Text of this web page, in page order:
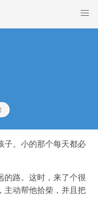
子。小的那个每天都必
的路。这时，来了个很
主动帮他拾柴，并且把